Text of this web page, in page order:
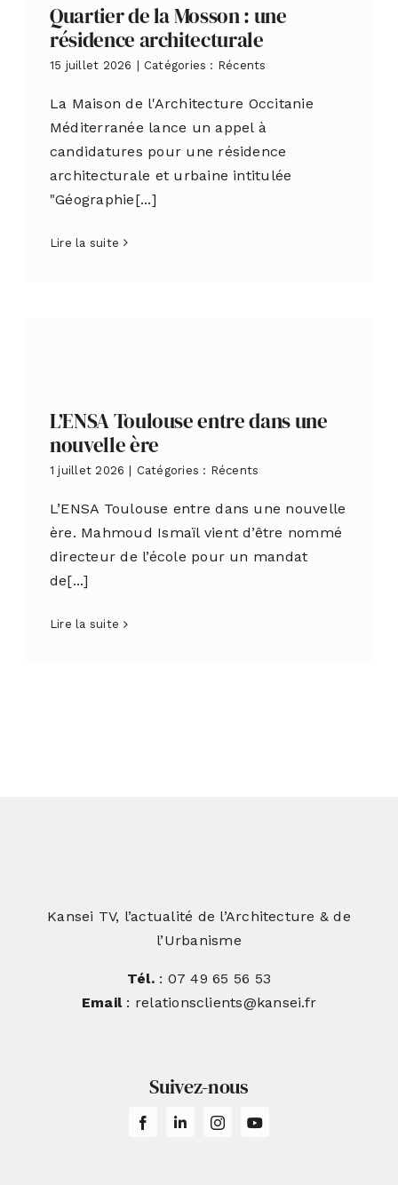
Quartier de la Mosson : une
résidence architecturale
15 juillet 2026 Catégories : Récents
La Maison de l'Architecture Occitanie
Méditerranée lance un appel à
candidatures pour une résidence
architecturale et urbaine intitulée
"Géographie[...]
Lire la suite
L’ENSA Toulouse entre dans une
nouvelle ère
1 juillet 2026 Catégories : Récents
L’ENSA Toulouse entre dans une nouvelle
ère. Mahmoud Ismaïl vient d’être nommé
directeur de l’école pour un mandat
de[...]
Lire la suite
Kansei TV, l’actualité de l’Architecture & de
l’Urbanisme
Tél.: 07 49 65 56 53
Email: relationsclients@kansei.fr
Suivez-nous